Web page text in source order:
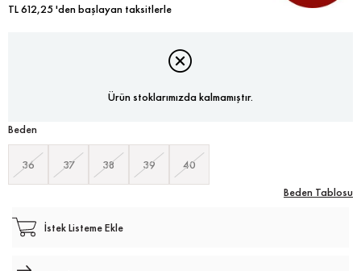
TL 612,25'den başlayan taksitlerle
Ürün stoklarımızda kalmamıştır.
Beden
36 37 38 39
40
Beden Tablosu
İstek Listeme Ekle